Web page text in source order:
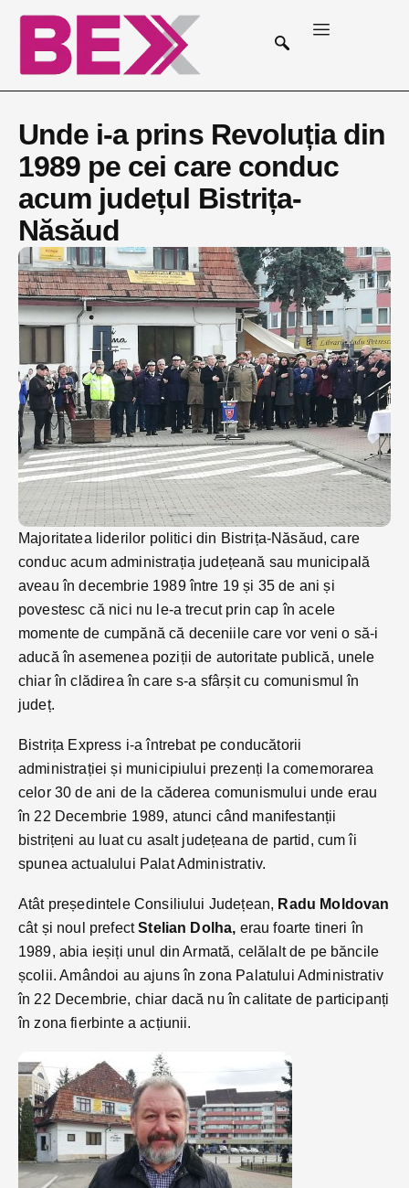
Unde i-a prins Revoluția din
1989 pe cei care conduc
acum județul Bistrița-
Năsăud
Majoritatea liderilor politici din Bistrița-Năsăud, care
conduc acum administrația județeană sau municipală
aveau în decembrie 1989 între 19 și 35 de ani și
povestesc că nici nu le-a trecut prin cap în acele
momente de cumpănă că deceniile care vor veni o să-i
aducă în asemenea poziții de autoritate publică, unele
chiar în clădirea în care s-a sfârșit cu comunismul în
județ.
Bistrița Express i-a întrebat pe conducătorii
administrației și municipiului prezenți la comemorarea
celor 30 de ani de la căderea comunismului unde erau
în 22 Decembrie 1989, atunci când manifestanții
bistrițeni au luat cu asalt județeana de partid, cum îi
spunea actualului Palat Administrativ.
Atât președintele Consiliului Județean, Radu Moldovan
cât și noul prefectStelian Dolha, erau foarte tineri în
1989, abia ieșiți unul din Armată, celălalt de pe băncile
școlii. Amândoi au ajuns în zona Palatului Administrativ
în 22 Decembrie, chiar dacă nu în calitate de participanți
în zona fierbinte a acțiunii.